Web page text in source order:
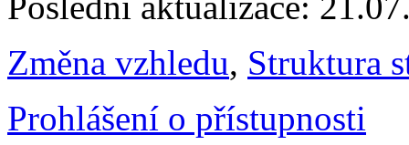
Změna vzhledu, Struktura
Prohlášení o přístupnosti